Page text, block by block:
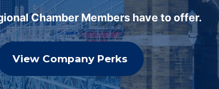
Chamber Members have to offer.
View Company Perks